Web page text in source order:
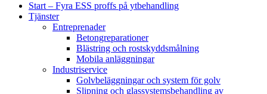
Start – Fyra ESS proffs på ytbehandling
Tjänster
Entreprenader
Betongreparationer
Blästring och rostskyddsmålning
Mobila anläggningar
Industriservice
Golvbeläggningar och system för golv
Slipning och glassystemsbehandling av